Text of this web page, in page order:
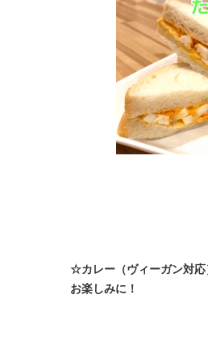
☆カレー（ヴィーガン対応
お楽しみに！